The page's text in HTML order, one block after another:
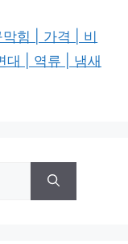
힘 | 가격 | 비
대 | 역류 | 냄새